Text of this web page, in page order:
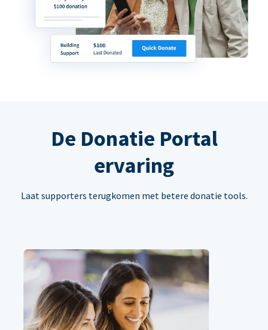
De Donatie Portal
ervaring
Laat supporters terugkomen met betere donatie tools.